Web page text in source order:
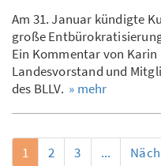
Am 31. Januar kündigte
große
Ein Kommentar von Karin
Landesvorstand und
des BLLV. » mehr
1 2 3 ...